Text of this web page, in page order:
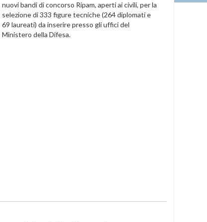
nuovi bandi di concorso Ripam, aperti ai civili, per la
selezione di 333 figure tecniche (264 diplomati e
69 laureati) da inserire presso gli uffici del
Ministero della Difesa.